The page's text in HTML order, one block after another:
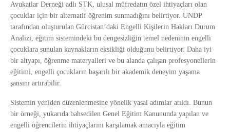
Avukatlar Derneği adlı STK, ulusal müfredatın özel ihtiyaçları olan
çocuklar için bir alternatif öğrenim sunmadığını belirtiyor. UNDP
tarafından oluşturulan Gürcistan’daki Engelli Kişilerin Hakları Durum
Analizi, eğitim sistemindeki bu dengesizliğin temel nedeninin engelli
çocuklara sunulan kaynakların eksikliği olduğunu belirtiyor. Daha iyi
bir altyapı, öğrenme materyalleri ve bu alanda çalışan profesyonellerin
eğitimi, engelli çocukların başarılı bir akademik deneyim yaşama
şansını artırabilir.
Sistemin yeniden düzenlenmesine yönelik yasal adımlar atıldı. Bunun
bir örneği, yukarıda bahsedilen Genel Eğitim Kanununda yapılan ve
engelli öğrencilerin ihtiyaçlarını karşılamak amacıyla eğitim